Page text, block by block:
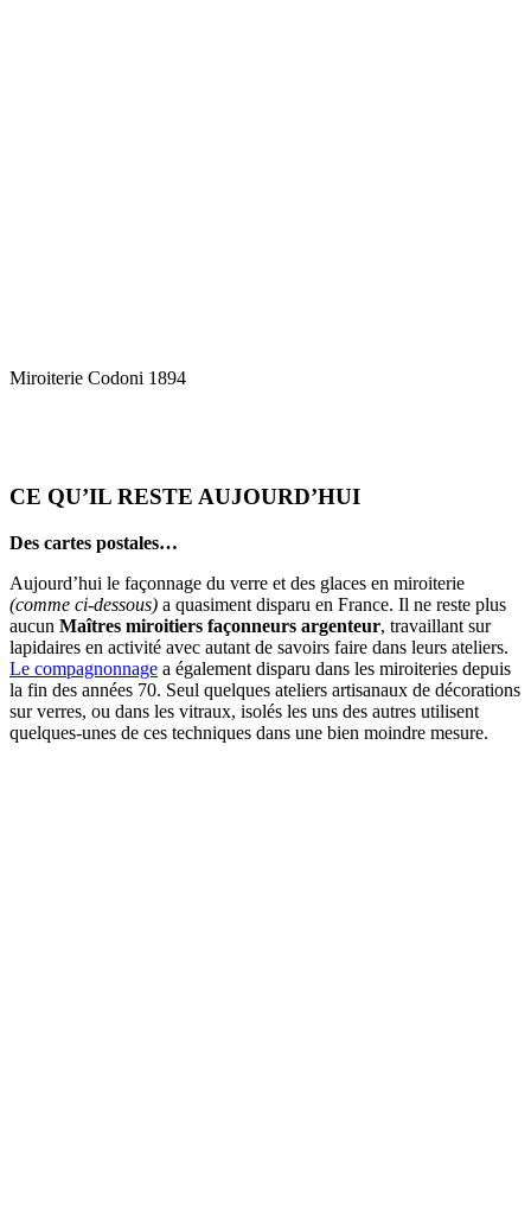
Miroiterie Codoni 1894
CE QU’IL RESTE AUJOURD’HUI
Des cartes postales…
Aujourd’hui le façonnage du verre et des glaces en miroiterie
(comme ci-dessous) a quasiment disparu en France. Il ne reste plus
aucun Maîtres miroitiers façonneurs argenteur, travaillant sur
lapidaires en activité avec autant de savoirs faire dans leurs ateliers.
Le compagnonnage a également disparu dans les miroiteries depuis
la fin des années 70. Seul quelques ateliers artisanaux de décorations
sur verres, ou dans les vitraux, isolés les uns des autres utilisent
quelques-unes de ces techniques dans une bien moindre mesure.